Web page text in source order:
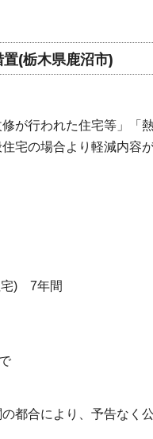
(栃木県鹿沼市)
が行われた住宅等」「
宅の場合より軽減内容
宅) 7年間
都合により、予告なく